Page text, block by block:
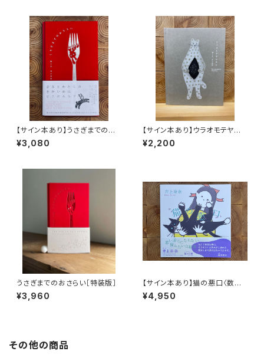
【サイン本あり】うさぎまでのお
さらい［通常版］
¥3,080
【サイン本あり】ウラオモテヤマ
ネコ
¥2,200
うさぎまでのおさらい［特装版］
¥3,960
【サイン本あり】猫の悪口〈数量
限定・オリジナルトート付き〉
¥4,950
その他の商品